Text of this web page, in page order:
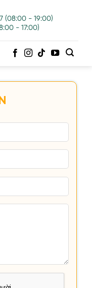
(08:00 - 19:00)
- 17:00)